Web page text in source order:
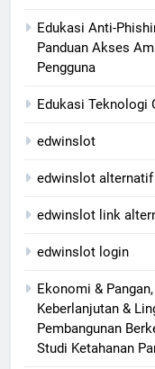
Edukasi Anti-
Panduan Akses
Pengguna
Edukasi Teknologi
edwinslot
edwinslot alternatif
edwinslot link
edwinslot login
Ekonomi &
Keberlanjutan &
Pembangunan
Studi Ketahanan